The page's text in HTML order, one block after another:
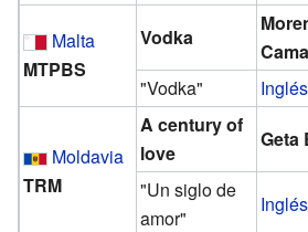
Malta
MTPBS
Vodka
"Vodka" Inglés
Moldavia
TRM
A century of
love
Geta
"Un siglo de
amor"
Inglés